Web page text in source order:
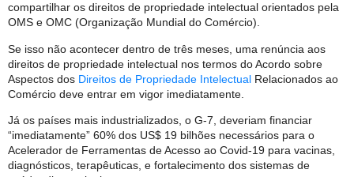
compartilhar os direitos de propriedade intelectual orientados pela
OMS e OMC (Organização Mundial do Comércio).
Se isso não acontecer dentro de três meses, uma renúncia aos
direitos de propriedade intelectual nos termos do Acordo sobre
Aspectos dos Direitos de Propriedade Intelectual Relacionados ao
Comércio deve entrar em vigor imediatamente.
Já os países mais industrializados, o G-7, deveriam financiar
“imediatamente” 60% dos US$ 19 bilhões necessários para o
Acelerador de Ferramentas de Acesso ao Covid-19 para vacinas,
diagnósticos, terapêuticas, e fortalecimento dos sistemas de